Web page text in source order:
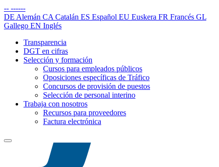
-- ------
DE Alemán CA Catalán ES Español EU Euskera FR Francés GL
Gallego EN Inglés
Transparencia
DGT en cifras
Selección y formación
Cursos para empleados públicos
Oposiciones específicas de Tráfico
Concursos de provisión de puestos
Selección de personal interino
Trabaja con nosotros
Recursos para proveedores
Factura electrónica